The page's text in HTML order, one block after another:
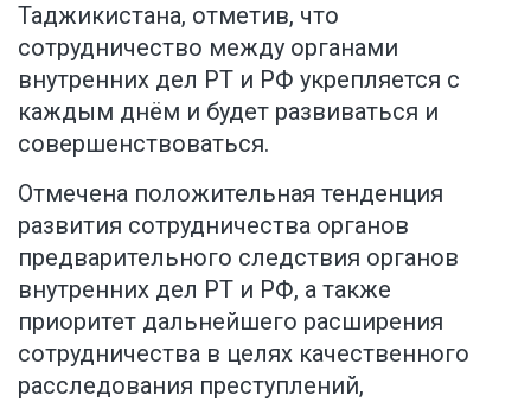
Таджикистана, отметив, что
сотрудничество между органами
внутренних дел РТ и РФ укрепляется с
каждым днём и будет развиваться и
совершенствоваться.
Отмечена положительная тенденция
развития сотрудничества органов
предварительного следствия органов
внутренних дел РТ и РФ, а также
приоритет дальнейшего расширения
сотрудничества в целях качественного
расследования преступлений,